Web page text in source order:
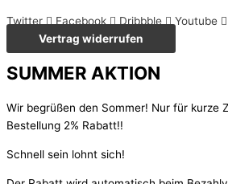
Twitter Facebook Dribbble Youtube
Vertrag widerrufen
SUMMER AKTION
Wir begrüßen den Sommer! Nur für kurze
Bestellung 2% Rabatt!!
Schnell sein lohnt sich!